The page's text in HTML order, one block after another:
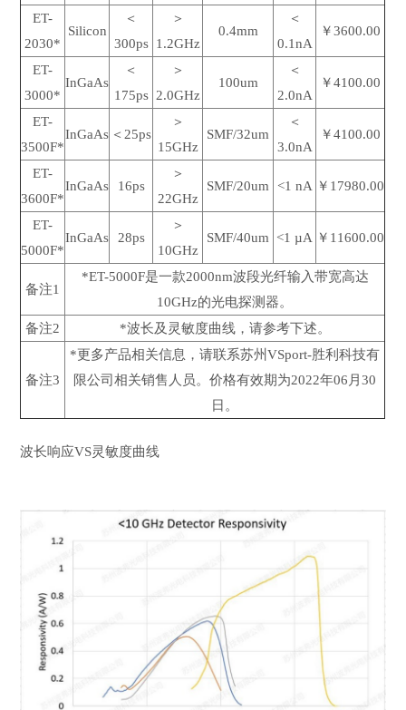
ET-
2030*
Silicon
＜
300ps
＞
1.2GHz
0.4mm
＜
0.1nA
￥3600.00
ET-
3000*
InGaAs
＜
175ps
＞
2.0GHz
100um
＜
2.0nA
￥4100.00
ET-
3500F*
InGaAs ＜25ps
＞
15GHz
SMF/32um
＜
3.0nA
￥4100.00
ET-
3600F*
InGaAs 16ps
＞
22GHz
SMF/20um <1 nA ￥17980.00
ET-
5000F*
InGaAs 28ps
＞
10GHz
SMF/40um <1 µA ￥11600.00
备注1
*ET-5000F是一款2000nm波段光纤输入带宽高达
10GHz的光电探测器。
备注2
*波长及灵敏度曲线，请参考下述。
备注3
*更多产品相关信息，请联系苏州VSport-胜利科技有
限公司相关销售人员。价格有效期为2022年06月30
日。
波长响应VS灵敏度曲线